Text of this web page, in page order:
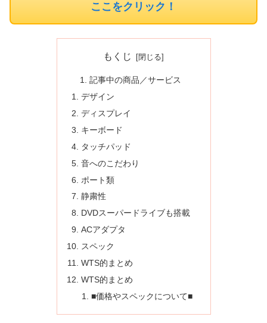
ここをクリック！
もくじ
記事中の商品／サービス
デザイン
ディスプレイ
キーボード
タッチパッド
音へのこだわり
ポート類
静粛性
DVDスーパードライブも搭載
ACアダプタ
スペック
WTS的まとめ
WTS的まとめ
■価格やスペックについて■